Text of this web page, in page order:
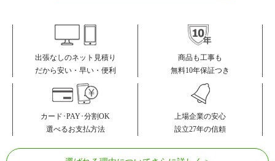
出張なしのネット見積り
だから安い・早い・便利
商品も工事も
無料10年保証つき
カード･PAY･分割OK
選べるお支払方法
上場企業の安心
設立27年の信頼